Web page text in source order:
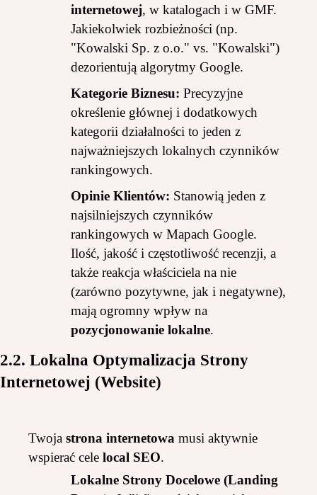
internetowej, w katalogach i w GMF.
Jakiekolwiek rozbieżności (np.
"Kowalski Sp. z o.o." vs. "Kowalski")
dezorientują algorytmy Google.
Kategorie Biznesu: Precyzyjne
określenie głównej i dodatkowych
kategorii działalności to jeden z
najważniejszych lokalnych czynników
rankingowych.
Opinie Klientów: Stanowią jeden z
najsilniejszych czynników
rankingowych w Mapach Google.
Ilość, jakość i częstotliwość recenzji, a
także reakcja właściciela na nie
(zarówno pozytywne, jak i negatywne),
mają ogromny wpływ na
pozycjonowanie lokalne.
2.2. Lokalna Optymalizacja Strony
Internetowej (Website)
Twoja strona internetowa musi aktywnie
wspierać cele local SEO.
Lokalne Strony Docelowe (Landing